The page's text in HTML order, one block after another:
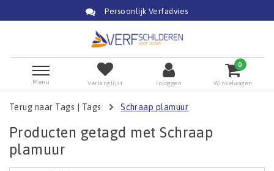
Persoonlijk Verfadvies
Menu Verlanglijst Inloggen
0
Winkelwagen
Terug naar Tags Tags Schraap plamuur
Producten getagd met Schraap
plamuur